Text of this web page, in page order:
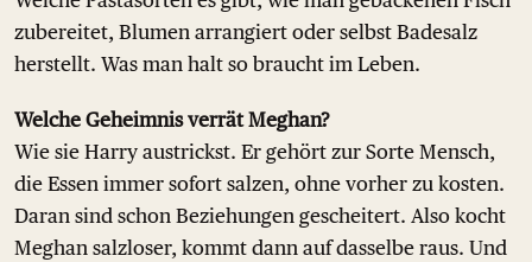
zubereitet, Blumen arrangiert oder selbst Badesalz
herstellt. Was man halt so braucht im Leben.
Welche Geheimnis verrät Meghan?
Wie sie Harry austrickst. Er gehört zur Sorte Mensch,
die Essen immer sofort salzen, ohne vorher zu kosten.
Daran sind schon Beziehungen gescheitert. Also kocht
Meghan salzloser, kommt dann auf dasselbe raus. Und